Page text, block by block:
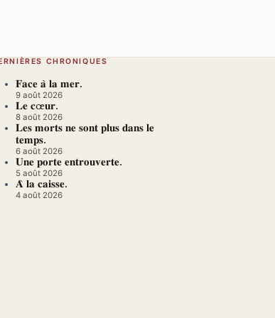
CHRONIQUES
𝐅𝐚𝐜𝐞 𝐚̀ 𝐥𝐚 𝐦𝐞𝐫.
9 août 2026
𝐋𝐞 𝐜œ𝐮𝐫.
8 août 2026
𝐋𝐞𝐬 𝐦𝐨𝐫𝐭𝐬 𝐧𝐞 𝐬𝐨𝐧𝐭 𝐩𝐥𝐮𝐬 𝐝𝐚𝐧𝐬 𝐥𝐞
𝐭𝐞𝐦𝐩𝐬.
6 août 2026
𝐔𝐧𝐞 𝐩𝐨𝐫𝐭𝐞 𝐞𝐧𝐭𝐫𝐨𝐮𝐯𝐞𝐫𝐭𝐞.
5 août 2026
𝐀̀ 𝐥𝐚 𝐜𝐚𝐢𝐬𝐬𝐞.
4 août 2026